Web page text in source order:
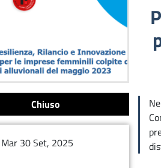
Chiuso
Mar 30 Set, 2025